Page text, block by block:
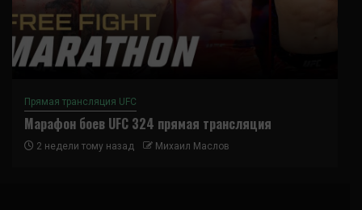
Прямая трансляция UFC
Марафон боев UFC 324 прямая трансляция
2 недели тому назад Михаил Маслов